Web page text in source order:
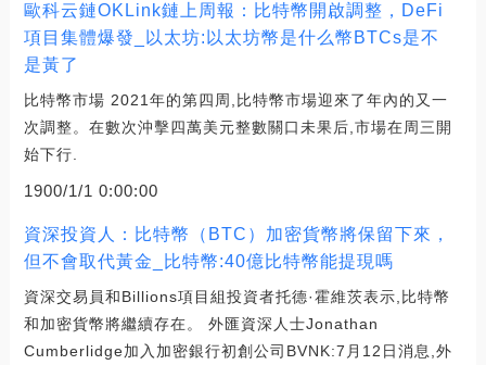
歐科云鏈OKLink鏈上周報：比特幣開啟調整，DeFi
項目集體爆發_以太坊:以太坊幣是什么幣BTCs是不
是黃了
比特幣市場 2021年的第四周,比特幣市場迎來了年內的又一
次調整。在數次沖擊四萬美元整數關口未果后,市場在周三開
始下行.
1900/1/1 0:00:00
資深投資人：比特幣（BTC）加密貨幣將保留下來，
但不會取代黃金_比特幣:40億比特幣能提現嗎
資深交易員和Billions項目組投資者托德·霍維茨表示,比特幣
和加密貨幣將繼續存在。 外匯資深人士Jonathan
Cumberlidge加入加密銀行初創公司BVNK:7月12日消息,外